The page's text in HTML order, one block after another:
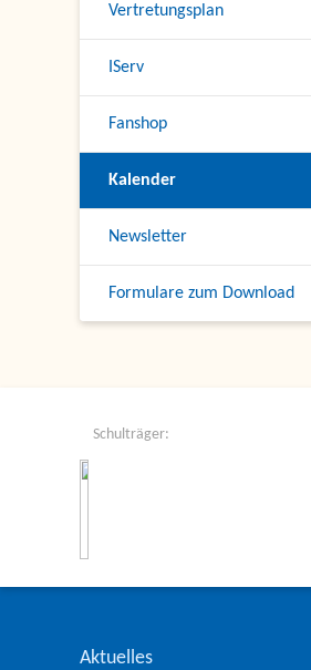
Vertretungsplan
IServ
Fanshop
Kalender
Newsletter
Formulare zum Download
Schulträger:
Aktuelles